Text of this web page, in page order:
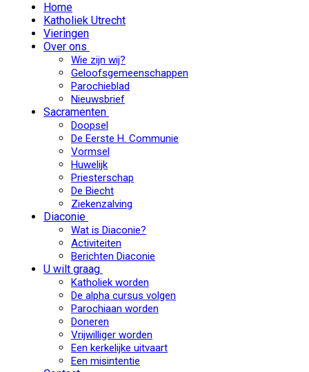
Home
Katholiek Utrecht
Vieringen
Over ons
Wie zijn wij?
Geloofsgemeenschappen
Parochieblad
Nieuwsbrief
Sacramenten
Doopsel
De Eerste H. Communie
Vormsel
Huwelijk
Priesterschap
De Biecht
Ziekenzalving
Diaconie
Wat is Diaconie?
Activiteiten
Berichten Diaconie
U wilt graag
Katholiek worden
De alpha cursus volgen
Parochiaan worden
Doneren
Vrijwilliger worden
Een kerkelijke uitvaart
Een misintentie